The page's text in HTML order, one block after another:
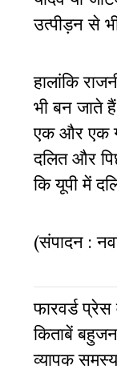
उत्पीड़न से
हालांकि
भी बन जाते
एक और एक
दलित और
कि यूपी में
(संपादन :
फारवर्ड
किताबें
व्‍यापक